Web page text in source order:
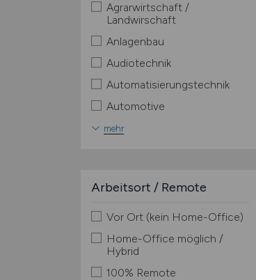
Agrarwirtschaft /
Landwirschaft
Anlagenbau
Audiotechnik
Automatisierungstechnik
Automotive
mehr
Arbeitsort / Remote
Vor Ort (kein Home-Office)
Home-Office möglich /
Hybrid
100% Remote